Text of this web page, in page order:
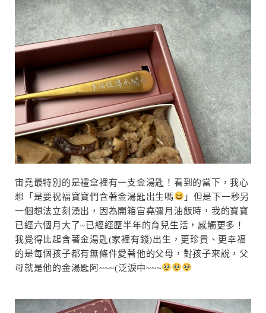
宙堯最特別的是禮盒裡有一支金湯匙！看到的當下，我心
想「是要祝福寶寶們含著金湯匙出生嗎
」但是下一秒另
一個想法立刻湧出，因為開箱宙堯彌月油飯時，我的寶寶
已經六個月大了~已經經歷半年的育兒生活，感觸更多！
我覺得比起含著金湯匙(家裡有錢)出生，更珍貴、更幸福
的是每個孩子都有無條件愛著他的父母，對孩子來說，父
母就是他的金湯匙阿~~~(泛淚中~~~